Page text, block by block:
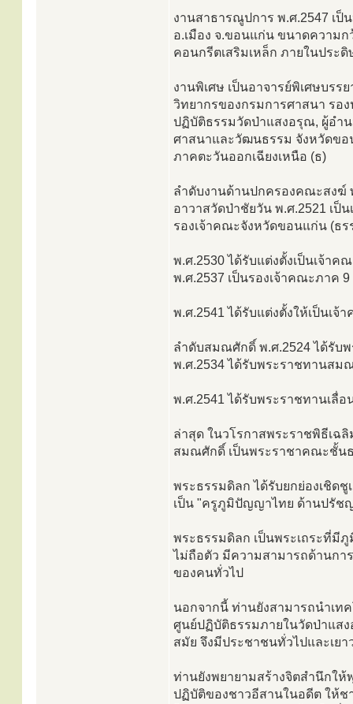
งานสาธารณูปการ พ.ศ.2547 เป็
อ.เมือง จ.ขอนแก่น ขนาดความก
คอนกรีตเสริมเหล็ก ภายในปร
งานพิเศษ เป็นอาจารย์พิเศษบร
วิทยากรของกรมการศาสนา รอ
ปฏิบัติธรรมวัดป่าแสงอรุณ, ผู้อำ
ศาสนาและวัฒนธรรม จังหวัดข
ภาคตะวันออกเฉียงเหนือ (ธ)
ลำดับงานด้านปกครองคณะสงฆ์
อาวาสวัดป่าชัยวัน พ.ศ.2521 เป็
รองเจ้าคณะจังหวัดขอนแก่น (ธร
พ.ศ.2530 ได้รับแต่งตั้งเป็นเจ้า
พ.ศ.2537 เป็นรองเจ้าคณะภาค
พ.ศ.2541 ได้รับแต่งตั้งให้เป็นเจ้
ลำดับสมณศักดิ์ พ.ศ.2524 ได้รับ
พ.ศ.2534 ได้รับพระราชทานส
พ.ศ.2541 ได้รับพระราชทานเ
ล่าสุด ในวโรกาสพระราชพิธีเฉ
สมณศักดิ์ เป็นพระราชาคณะชั้น
พระธรรมดิลก ได้รับยกย่องเชิด
เป็น "ครูภูมิปัญญาไทย ด้านปรัช
พระธรรมดิลก เป็นพระเถระที่มี
ไม่ถือตัว มีความสามารถด้านกา
ของคนทั่วไป
นอกจากนี้ ท่านยังสามารถนำเท
ศูนย์ปฏิบัติธรรมภายในวัดป่าแส
สมัย จึงมีประชาชนทั่วไปและเย
ท่านยังพยายามสร้างจิตสำนึกใ
ปฏิบัติของชาวอีสานในอดีต ให้ช